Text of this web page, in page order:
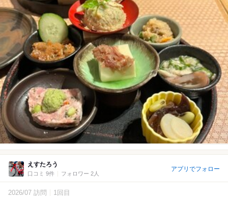
えすたろう
口コミ 9件 フォロワー 2人
アプリでフォロー
2026/07 訪問 1回目